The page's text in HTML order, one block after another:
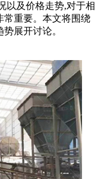
以及价格走势,对于相
常重要。本文将围绕
展开讨论。